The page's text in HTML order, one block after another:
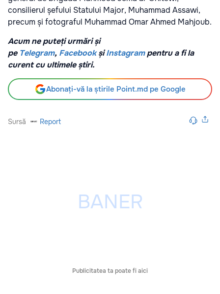
consilierul șefului Statului Major, Muhammad Assawi,
precum și fotograful Muhammad Omar Ahmed Mahjoub.
Acum ne puteți urmări și
pe Telegram, Facebook șiInstagrampentru a fi la
curent cu ultimele știri.
Abonați-vă la știrile Point.md pe Google
Sursă Report
Publicitatea ta poate fi aici